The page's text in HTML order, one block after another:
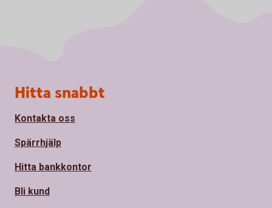
Sidfot
Hitta snabbt
Kontakta oss
Spärrhjälp
Hitta bankkontor
Bli kund